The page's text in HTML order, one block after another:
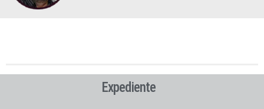
Expediente